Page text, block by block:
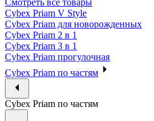
Cybex Priam V Style
Cybex Priam для новорожденных
Cybex Priam 2 в 1
Cybex Priam 3 в 1
Cybex Priam прогулочная
Cybex Priam по частям
Cybex Priam по частям